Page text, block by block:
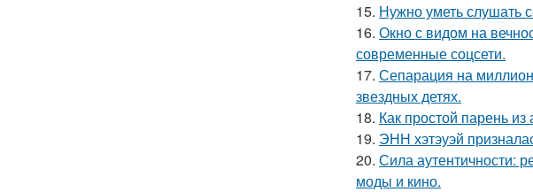
15. Нужно уметь слушать
16. Окно с видом на
современные соцсети.
17. Сепарация на
звездных детях.
18. Как простой парень
19. ЭНН хэтэуэй
20. Сила аутентичности:
моды и кино.